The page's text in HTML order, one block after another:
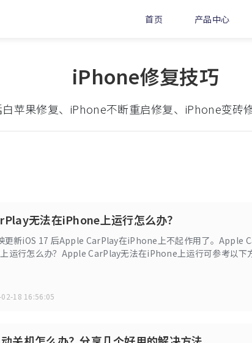
首页 产品中心
iPhone修复技巧
苹果修复、iPhone不断重启修复、iPhone变砖
无法在iPhone上运行怎么办？
更新iOS 17 后Apple CarPlay在iPhone上不起作用了。Apple
运行怎么办？Apple CarPlay无法在iPhone上运行可参考以下
18 16:56:05